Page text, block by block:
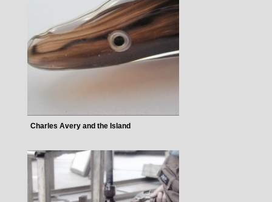
Charles Avery and the Island